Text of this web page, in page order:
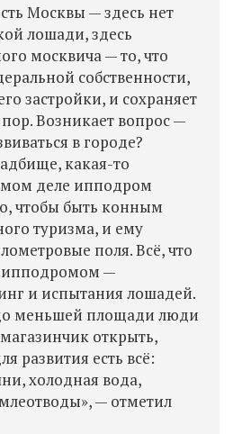
Москвы — здесь нет
лошади, здесь
москвича — то, что
собственности,
застройки, и сохраняет
пор. Возникает вопрос —
в городе?
какая-то
деле ипподром
чтобы быть конным
туризма, и ему
поля. Всё, что
ипподромом —
и испытания лошадей.
меньшей площади люди
открыть,
развития есть всё:
холодная вода,
», — отметил